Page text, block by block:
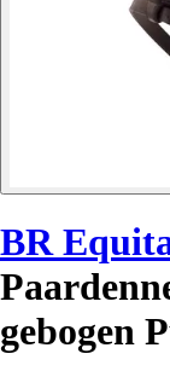
BR
gebogen